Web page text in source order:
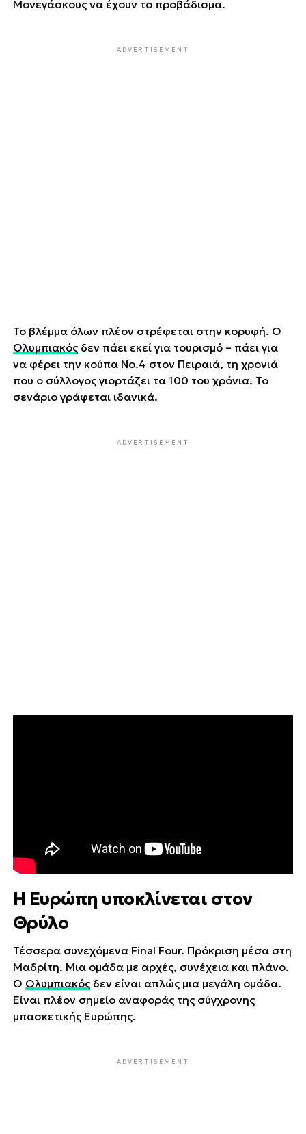
Μονεγάσκους να έχουν το προβάδισμα.
ADVERTISEMENT
Το βλέμμα όλων πλέον στρέφεται στην κορυφή. Ο
Ολυμπιακόςδεν πάει εκεί για τουρισμό – πάει για
να φέρει την κούπα Νο.4 στον Πειραιά, τη χρονιά
που ο σύλλογος γιορτάζει τα 100 του χρόνια. Το
σενάριο γράφεται ιδανικά.
ADVERTISEMENT
Η Ευρώπη υποκλίνεται στον
Θρύλο
Τέσσερα συνεχόμενα Final Four. Πρόκριση μέσα στη
Μαδρίτη. Μια ομάδα με αρχές, συνέχεια και πλάνο.
Ο Ολυμπιακόςδεν είναι απλώς μια μεγάλη ομάδα.
Είναι πλέον σημείο αναφοράς της σύγχρονης
μπασκετικής Ευρώπης.
ADVERTISEMENT